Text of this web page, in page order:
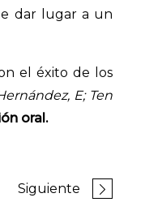
dar lugar a un
el éxito de los
E; Ten
oral.
Siguiente